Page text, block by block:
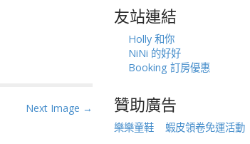
Next Image →
友站連結
Holly 和你
NiNi 的好好
Booking 訂房優惠
贊助廣告
樂樂童鞋 蝦皮領卷免運活動